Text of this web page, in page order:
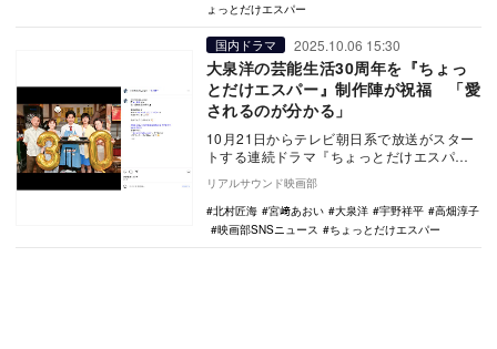
ょっとだけエスパー
国内ドラマ 2025.10.06 15:30
大泉洋の芸能生活30周年を『ちょっ
とだけエスパー』制作陣が祝福 「愛
されるのが分かる」
10月21日からテレビ朝日系で放送がスター
トする連続ドラマ『ちょっとだけエスパ
ー』の公式Instagramにて、大泉洋の「芸能
生…
リアルサウンド映画部
北村匠海
宮﨑あおい 大泉洋 宇野祥平
高畑淳子
映画部SNSニュース
ちょっとだけエスパー